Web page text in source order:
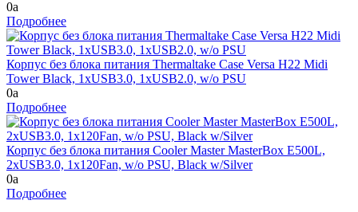
0a
Подробнее
Корпус без блока питания Thermaltake Case Versa H22 Midi
Tower Black, 1xUSB3.0, 1xUSB2.0, w/o PSU
0a
Подробнее
Корпус без блока питания Cooler Master MasterBox E500L,
2xUSB3.0, 1x120Fan, w/o PSU, Black w/Silver
0a
Подробнее